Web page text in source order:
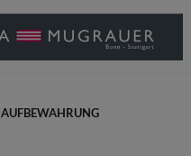
AUFBEWAHRUNG